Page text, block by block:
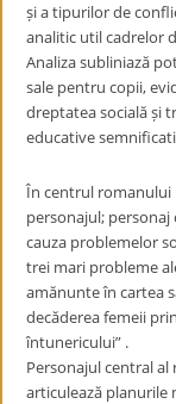
și a tipurilor de
analitic util cadrelor
Analiza subliniază
sale pentru copii,
dreptatea socială și
educative
În centrul romanului
personajul; personaj
cauza problemelor
trei mari probleme
amănunte în cartea
decăderea femeii
întunericului” .
Personajul central
articulează planurile